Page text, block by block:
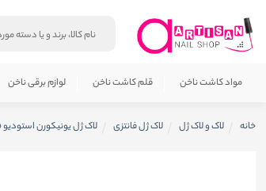
مواد کاشت ناخن قلم کاشت ناخن لوازم برقی ناخن
خانه لاک و لاک ژل لاک ژل فانتزی لاک ژل یونیکورن استودیو Studio